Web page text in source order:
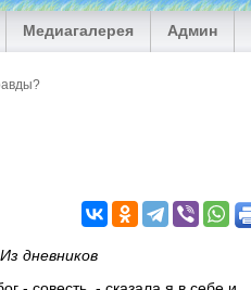
Медиагалерея Админ
Из дневников